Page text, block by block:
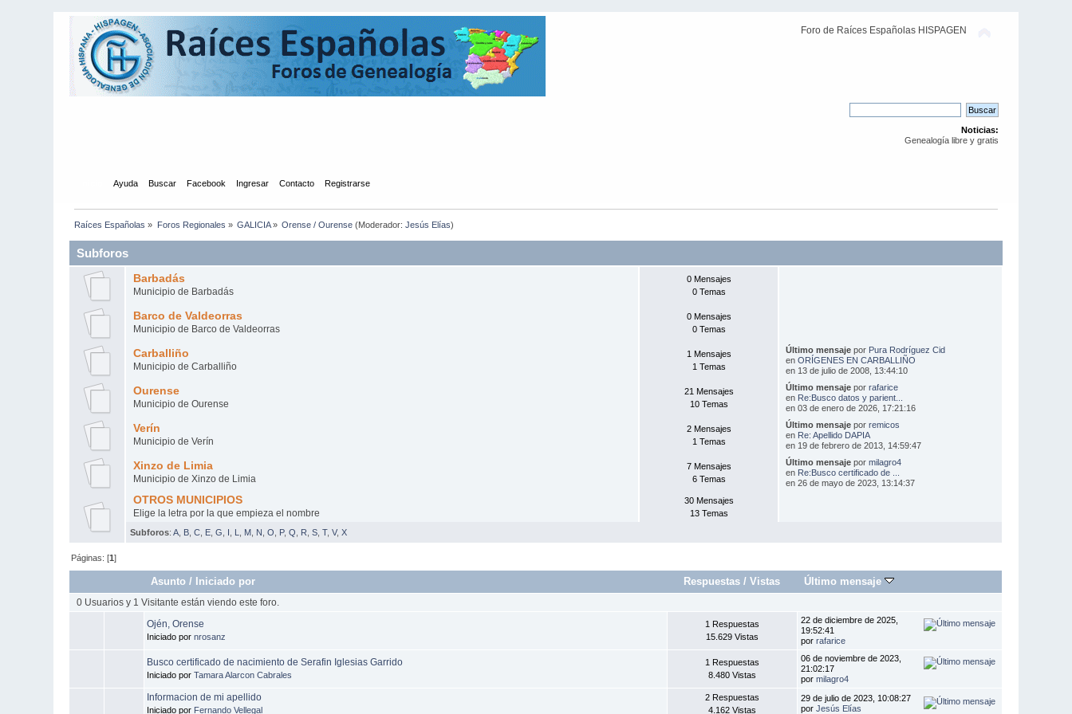
Foro de Raíces Españolas HISPAGEN
Noticias:
Genealogía libre y gratis
Ayuda Buscar Facebook Ingresar Contacto Registrarse
Raíces Españolas » Foros Regionales » GALICIA» Orense / Ourense (Moderador:Jesús Elías)
Subforos
Barbadás
Municipio de Barbadás
0 Mensajes
0 Temas
Barco de Valdeorras
Municipio de Barco de Valdeorras
0 Mensajes
0 Temas
Carballiño
Municipio de Carballiño
1 Mensajes
1 Temas
Último mensajepor Pura Rodríguez Cid
en ORÍGENES EN CARBALLIÑO
en 13 de julio de 2008, 13:44:10
Ourense
Municipio de Ourense
21 Mensajes
10 Temas
Último mensajepor rafarice
en Re:Busco datos y parient...
en 03 de enero de 2026, 17:21:16
Verín
Municipio de Verín
2 Mensajes
1 Temas
Último mensajepor remicos
en Re: Apellido DAPIA
en 19 de febrero de 2013, 14:59:47
Xinzo de Limia
Municipio de Xinzo de Limia
7 Mensajes
6 Temas
Último mensajepor milagro4
en Re:Busco certificado de ...
en 26 de mayo de 2023, 13:14:37
OTROS MUNICIPIOS
Elige la letra por la que empieza el nombre
30 Mensajes
13 Temas
Subforos:A B ,C E ,G I L M N ,O P,Q R ,S ,T,V,X
Páginas: [1]
Asunto / Iniciado por Respuestas /Vistas Último mensaje
0 Usuarios y 1 Visitante están viendo este foro.
Ojén, Orense
Iniciado pornrosanz
1 Respuestas
15.629 Vistas
22 de diciembre de 2025,
19:52:41
porrafarice
Busco certificado de nacimiento de Serafin Iglesias Garrido
Iniciado porTamara Alarcon Cabrales
1 Respuestas
8.480 Vistas
06 de noviembre de 2023,
21:02:17
pormilagro4
Informacion de mi apellido
Iniciado por Fernando Vellegal
2 Respuestas
4.162 Vistas
29 de julio de 2023, 10:08:27
porJesús Elías